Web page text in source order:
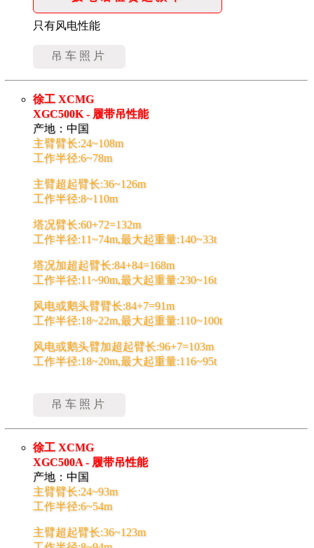
只有风电性能
吊车照片
徐工 XCMG
XGC500K - 履带吊性能
产地：中国
主臂臂长:24~108m
工作半径:6~78m
主臂超起臂长:36~126m
工作半径:8~110m
塔况臂长:60+72=132m
工作半径:11~74m,最大起重量:140~33t
塔况加超起臂长:84+84=168m
工作半径:11~90m,最大起重量:230~16t
风电或鹅头臂臂长:84+7=91m
工作半径:18~22m,最大起重量:110~100t
风电或鹅头臂加超起臂长:96+7=103m
工作半径:18~20m,最大起重量:116~95t
吊车照片
徐工 XCMG
XGC500A - 履带吊性能
产地：中国
主臂臂长:24~93m
工作半径:6~54m
主臂超起臂长:36~123m